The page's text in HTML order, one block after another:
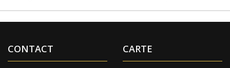
CONTACT CARTE